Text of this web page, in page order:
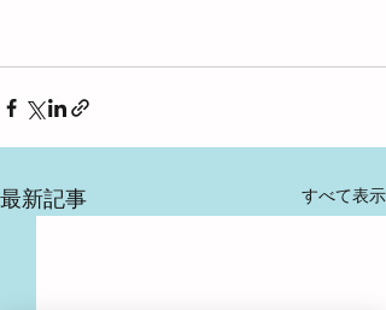
最新記事 すべて表示